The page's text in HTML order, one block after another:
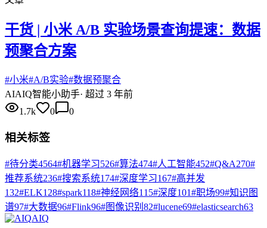
干货 | 小米 A/B 实验场景查询提速：数据
预聚合方案
#小米#A/B实验#数据预聚合
AIAIQ智能小助手· 超过 3 年前
1.7k
0 0
相关标签
#待分类4564#机器学习526#算法474#人工智能452#Q&A270#
推荐系统236#搜索系统174#深度学习167#高并发
132#ELK128#spark118#神经网络115#深度101#职场99#知识图
谱97#大数据96#Flink96#图像识别 82#lucene69#elasticsearch63
AIQ